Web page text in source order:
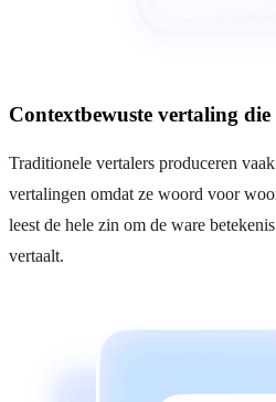
Contextbewuste vertaling
Traditionele vertalers produceren
vertalingen omdat ze woord voor
leest de hele zin om de ware
vertaalt.